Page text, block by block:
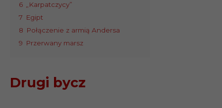
6
„Karpatczycy”
7 Egipt
8 Połączenie z armią Andersa
9 Przerwany marsz
Drugi bycz